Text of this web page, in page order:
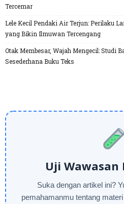
Tercemar
Lele Kecil Pendaki Air Terjun: Perilaku
yang Bikin Ilmuwan Tercengang
Otak Membesar, Wajah Mengecil: Studi
Sesederhana Buku Teks
Uji Wawasan
Suka dengan artikel ini?
pemahamanmu tentang